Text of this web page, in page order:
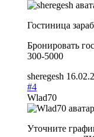
Гостиница
Бронировать
300-5000
sheregesh
#4
Wlad70
Уточните